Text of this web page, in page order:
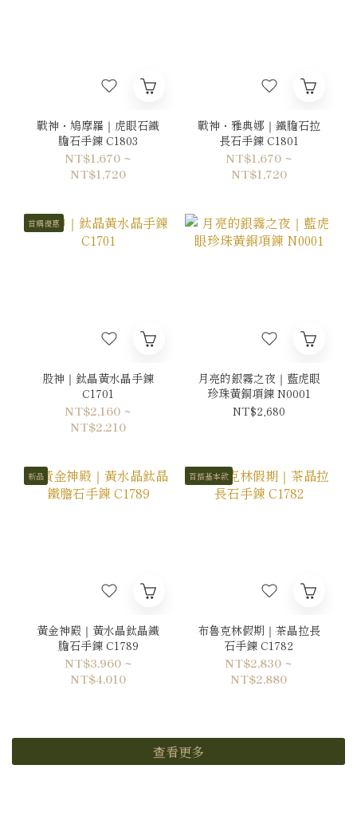
戰神・鳩摩羅｜虎眼石鐵
膽石手鍊 C1803
NT$1,670 ~
NT$1,720
戰神・雅典娜｜鐵膽石拉
長石手鍊 C1801
NT$1,670 ~
NT$1,720
首購優惠
股神｜鈦晶黃水晶手鍊
C1701
NT$2,160 ~
NT$2,210
月亮的銀霧之夜｜藍虎眼
珍珠黃銅項鍊 N0001
NT$2,680
新品
黃金神殿｜黃水晶鈦晶鐵
膽石手鍊 C1789
NT$3,960 ~
NT$4,010
百搭基本款
布魯克林假期｜茶晶拉長
石手鍊 C1782
NT$2,830 ~
NT$2,880
查看更多